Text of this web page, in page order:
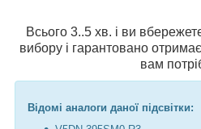
Всього 3..5 хв. і ви
вибору і гарантовано
вам
Відомі аналоги даної підсвітки: